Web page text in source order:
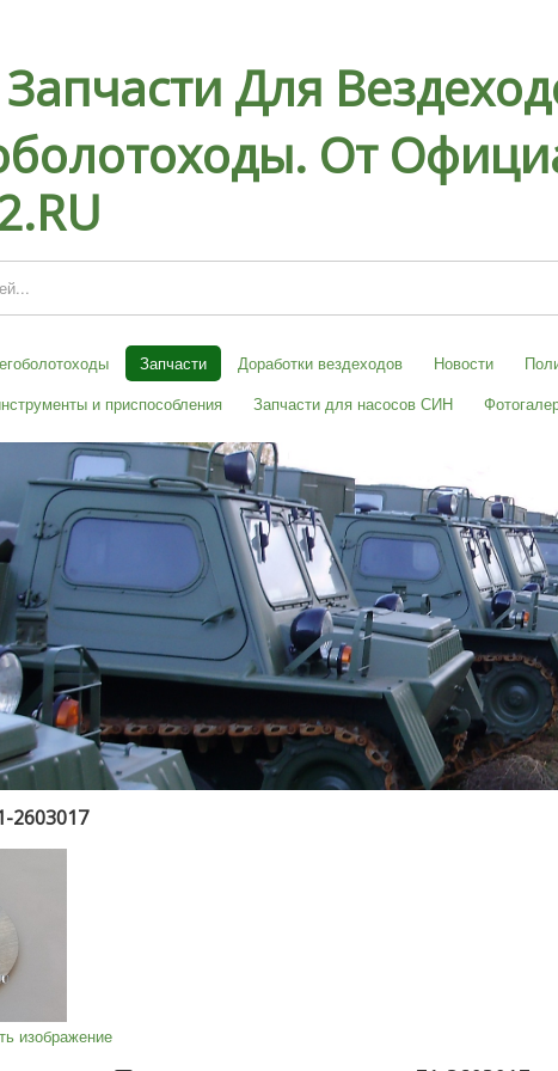
Запчасти Для
От
Запчасти Доработки вездеходов Новости
и приспособления
Запчасти для насосов СИН
2603017
изображение